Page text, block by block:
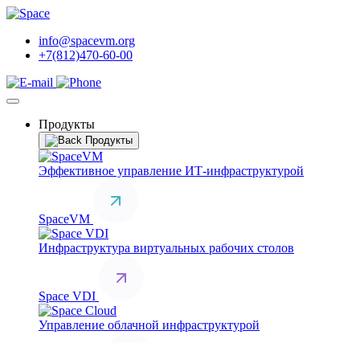
info@spacevm.org
+7(812)470-60-00
Продукты
Продукты
Эффективное управление ИТ-инфраструктурой
SpaceVM
Инфраструктура виртуальных рабочих столов
Space VDI
Управление облачной инфраструктурой